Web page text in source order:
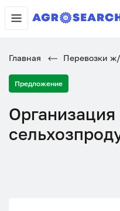
Главная Перевозки
Предложение